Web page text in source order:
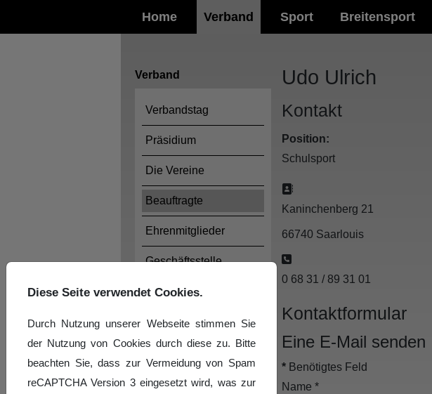
Home Verband Sport Breitensport
Verband
Verbandstag
Präsidium
Die Vereine
Beauftragte
Ehrenmitglieder
Geschäftsstelle
Verbands-Chronik
Udo Ulrich
Kontakt
Position:
Schulsport
Adresse
Kaninchenberg 21
66740 Saarlouis
Telefon
0 68 31 / 89 31 01
Kontaktformular
Eine E-Mail senden
* Benötigtes Feld
Name *
Diese Seite verwendet Cookies.
Durch Nutzung unserer Webseite stimmen Sie
der Nutzung von Cookies durch diese zu. Bitte
beachten Sie, dass zur Vermeidung von Spam
reCAPTCHA Version 3 eingesetzt wird, was zur